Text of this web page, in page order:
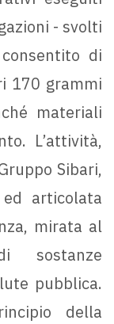
- svolti
di
170 grammi
materiali
L’attività,
Sibari,
articolata
mirata al
sostanze
pubblica.
della